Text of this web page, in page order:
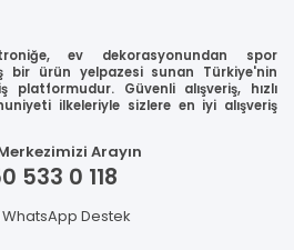
ev dekorasyonundan spor
bir ürün yelpazesi sunan Türkiye'nin
platformudur. Güvenli alışveriş, hızlı
ilkeleriyle sizlere en iyi alışveriş
Arayın
533 0 118
WhatsApp Destek